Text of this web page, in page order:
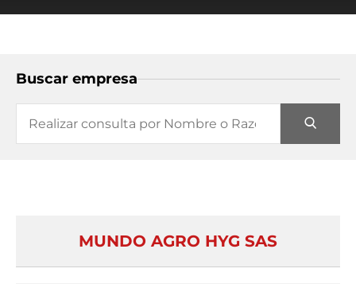
Buscar empresa
MUNDO AGRO HYG SAS